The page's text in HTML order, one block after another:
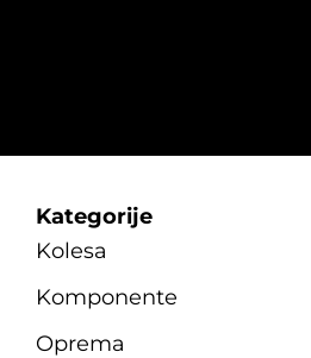
Kategorije
Kolesa
Komponente
Oprema